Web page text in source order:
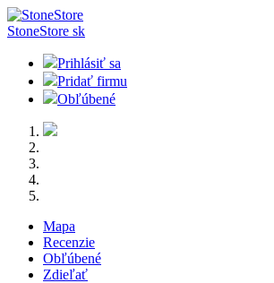
StoneStore sk
Prihlásiť sa
Pridať firmu
Obľúbené
Mapa
Recenzie
Obľúbené
Zdieľať